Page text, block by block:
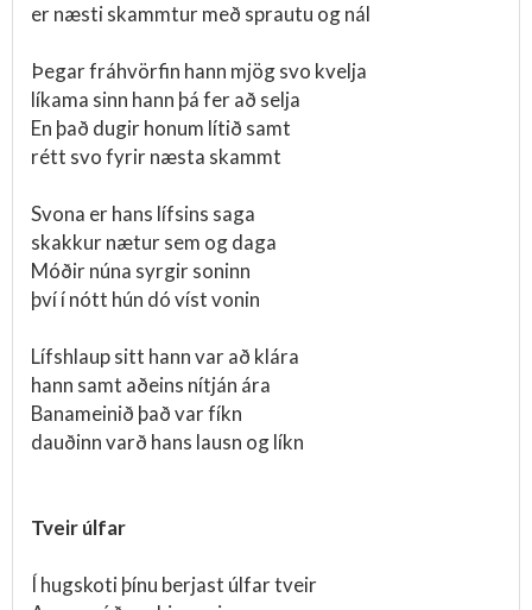
er næsti skammtur með sprautu og nál
Þegar fráhvörfin hann mjög svo kvelja
líkama sinn hann þá fer að selja
En það dugir honum lítið samt
rétt svo fyrir næsta skammt
Svona er hans lífsins saga
skakkur nætur sem og daga
Móðir núna syrgir soninn
því í nótt hún dó víst vonin
Lífshlaup sitt hann var að klára
hann samt aðeins nítján ára
Banameinið það var fíkn
dauðinn varð hans lausn og líkn
Tveir úlfar
Í hugskoti þínu berjast úlfar tveir